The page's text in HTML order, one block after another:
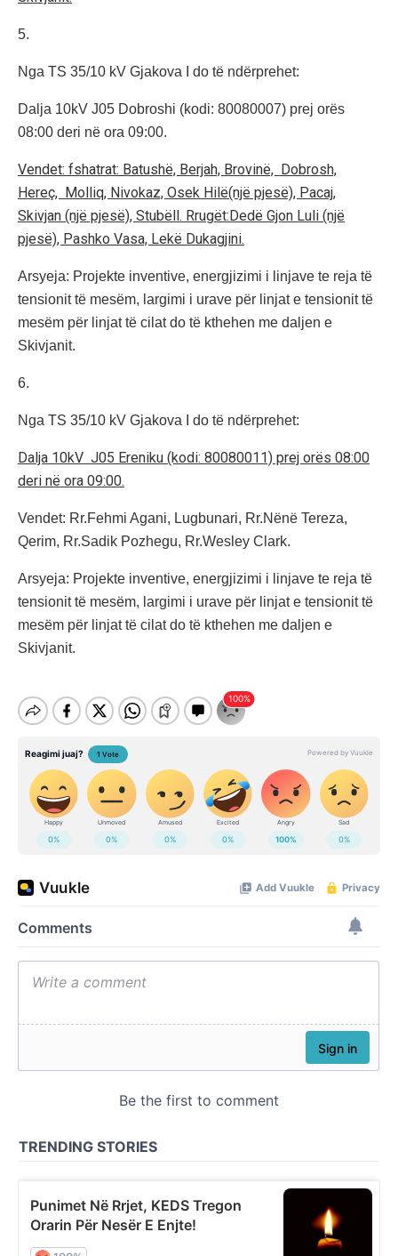
5.
Nga TS 35/10 kV Gjakova I do të ndërprehet:
Dalja 10kV J05 Dobroshi (kodi: 80080007) prej orës
08:00 deri në ora 09:00.
Vendet: fshatrat: Batushë, Berjah, Brovinë, Dobrosh,
Hereç, Molliq, Nivokaz, Osek Hilë(një pjesë), Pacaj,
Skivjan (një pjesë), Stubëll. Rrugët:Dedë Gjon Luli (një
pjesë), Pashko Vasa, Lekë Dukagjini.
Arsyeja: Projekte inventive, energjizimi i linjave te reja të
tensionit të mesëm, largimi i urave për linjat e tensionit të
mesëm për linjat të cilat do të kthehen me daljen e
Skivjanit.
6.
Nga TS 35/10 kV Gjakova I do të ndërprehet:
Dalja 10kV J05 Ereniku (kodi: 80080011) prej orës 08:00
deri në ora 09:00.
Vendet: Rr.Fehmi Agani, Lugbunari, Rr.Nënë Tereza,
Qerim, Rr.Sadik Pozhegu, Rr.Wesley Clark.
Arsyeja: Projekte inventive, energjizimi i linjave te reja të
tensionit të mesëm, largimi i urave për linjat e tensionit të
mesëm për linjat të cilat do të kthehen me daljen e
Skivjanit.